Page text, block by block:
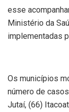
esse
Ministério da
implementadas
Os municípios
número de
Jutaí, (66)